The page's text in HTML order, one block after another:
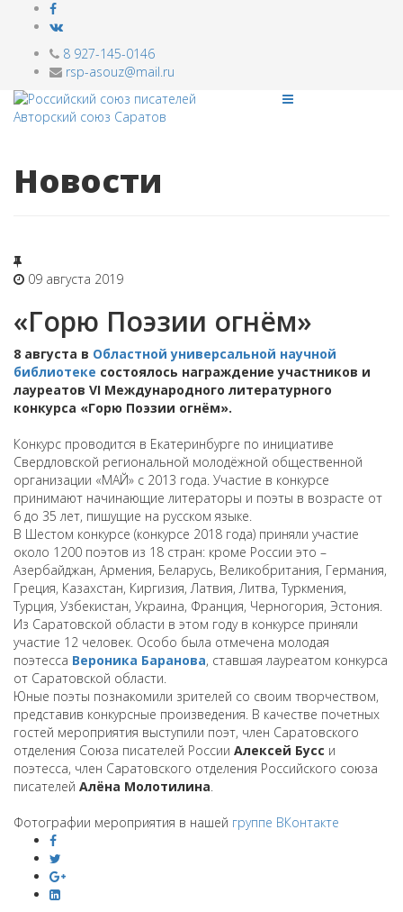
8 927-145-0146
rsp-asouz@mail.ru
Новости
09 августа 2019
«Горю Поэзии огнём»
8 августа в Областной универсальной научной
библиотеке состоялось награждение участников и
лауреатов VI Международного литературного
конкурса «Горю Поэзии огнём».
Конкурс проводится в Екатеринбурге по инициативе
Свердловской региональной молодёжной общественной
организации «МАЙ» с 2013 года. Участие в конкурсе
принимают начинающие литераторы и поэты в возрасте от
6 до 35 лет, пишущие на русском языке.
В Шестом конкурсе (конкурсе 2018 года) приняли участие
около 1200 поэтов из 18 стран: кроме России это –
Азербайджан, Армения, Беларусь, Великобритания, Германия,
Греция, Казахстан, Киргизия, Латвия, Литва, Туркмения,
Турция, Узбекистан, Украина, Франция, Черногория, Эстония.
Из Саратовской области в этом году в конкурсе приняли
участие 12 человек. Особо была отмечена молодая
поэтесса Вероника Баранова, ставшая лауреатом конкурса
от Саратовской области.
Юные поэты познакомили зрителей со своим творчеством,
представив конкурсные произведения. В качестве почетных
гостей мероприятия выступили поэт, член Саратовского
отделения Союза писателей России Алексей Бусс и
поэтесса, член Саратовского отделения Российского союза
писателей Алёна Молотилина.
Фотографии мероприятия в нашей группе ВКонтакте